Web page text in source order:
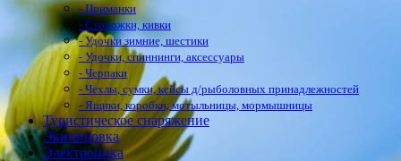
- Приманки
- Сторожки, кивки
- Удочки зимние, шестики
- Удочки, спиннинги, аксессуары
- Черпаки
- Чехлы, сумки, кейсы д/рыболовных принадлежностей
- Ящики, коробки, мотыльницы, мормышницы
Туристическое снаряжение
Экипировка
Электроника